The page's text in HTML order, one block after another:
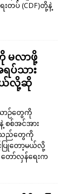
းတပ် (CDF)တို့နဲ့
မလာဖို့
ရပ်သား
ယ်လို့ဆို
ယာဉ်တွေကို
စစ်အင်အား
းသည်တွေကို
ပြုတော့မယ်လို့
တော်လှန်ရေးက